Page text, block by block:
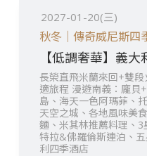
2027-01-20(三)
秋冬｜傳奇威尼斯四
【低調奢華】義大
長榮直飛米蘭來回+雙
適旅程 漫遊南義：龐貝
島、海天一色阿瑪菲、
天空之城、各地風味美
麵、米其林推薦料理、
特拉&佛羅倫斯連泊、
利四季酒店